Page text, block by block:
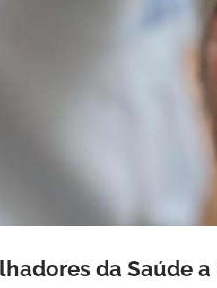
da Saúde